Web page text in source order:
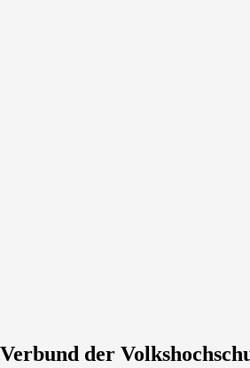
Verbund der